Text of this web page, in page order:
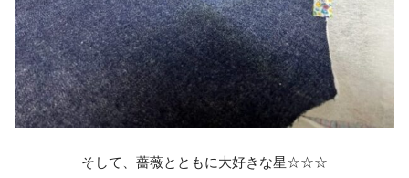
そして、薔薇とともに大好きな星☆☆☆